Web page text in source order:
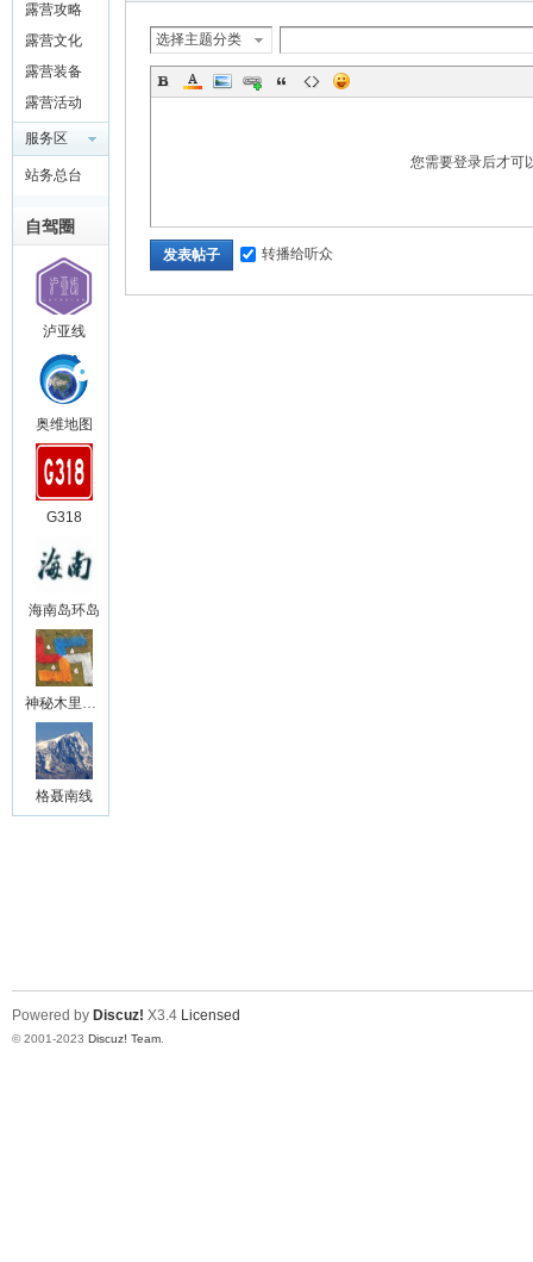
露营攻略
露营文化
露营装备
露营活动
服务区
站务总台
自驾圈
泸亚线
奥维地图
G318
海南岛环岛
神秘木里王国
格聂南线
选择主题分类
您需要登录后才可
发表帖子 转播给听众
Powered by Discuz! X3.4 Licensed
© 2001-2023 Discuz! Team